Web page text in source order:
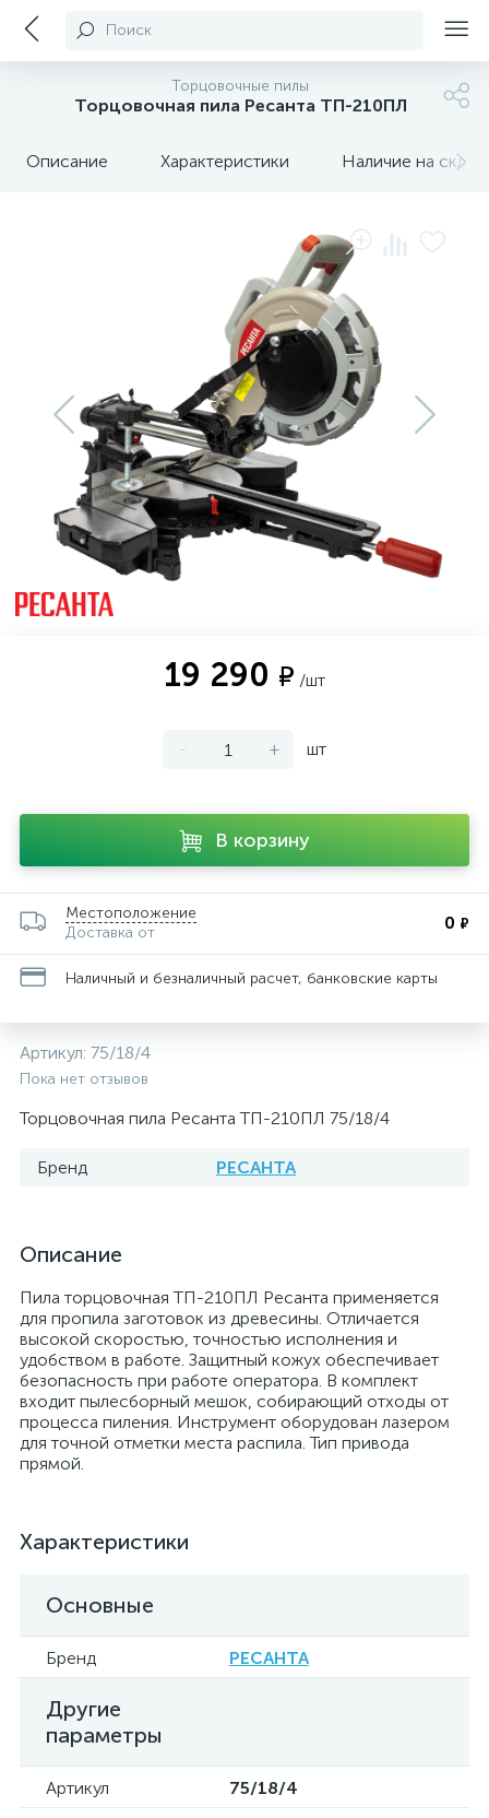
Поиск
Торцовочные пилы
Торцовочная пила Ресанта ТП-210ПЛ
Описание Характеристики Наличие на
19 290 ₽ /шт
- + шт
В корзину
Местоположение
Доставка от
0 ₽
Наличный и безналичный расчет, банковские карты
Артикул: 75/18/4
Пока нет отзывов
Торцовочная пила Ресанта ТП-210ПЛ 75/18/4
Бренд РЕСАНТА
Описание
Пила торцовочная ТП-210ПЛ Ресанта применяется
для пропила заготовок из древесины. Отличается
высокой скоростью, точностью исполнения и
удобством в работе. Защитный кожух обеспечивает
безопасность при работе оператора. В комплект
входит пылесборный мешок, собирающий отходы от
процесса пиления. Инструмент оборудован лазером
для точной отметки места распила. Тип привода
прямой.
Характеристики
Основные
Бренд РЕСАНТА
Другие
параметры
Артикул
75/18/4